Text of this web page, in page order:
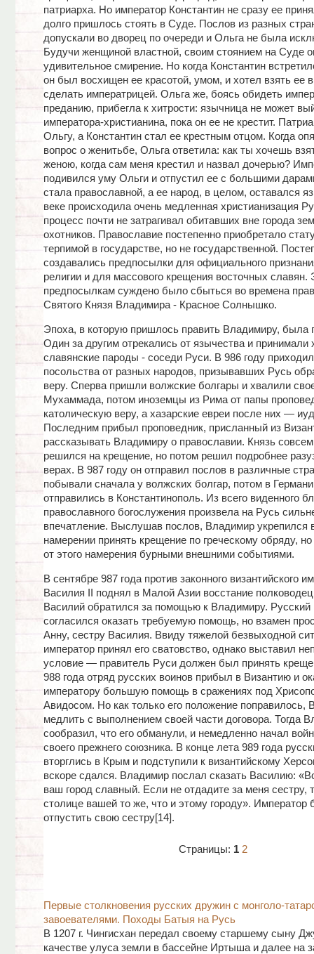
патриарха. Но император Константин не сразу ее
долго пришлось стоять в Суде. Послов из разных
допускали во дворец по очереди и Ольга не была
Будучи женщиной властной, своим стоянием на Суде
удивительное смирение. Но когда Константин
он был восхищен ее красотой, умом, и хотел взять ее
сделать императрицей. Ольга же, боясь обидеть
преданию, прибегла к хитрости: язычница не может
императора-христианина, пока он ее не крестит.
Ольгу, а Константин стал ее крестным отцом. Когда
вопрос о женитьбе, Ольга ответила: как ты хочешь
женою, когда сам меня крестил и назвал дочерью?
подивился уму Ольги и отпустил ее с большими
стала православной, а ее народ, в целом, оставался
веке происходила очень медленная христианизация
процесс почти не затрагивал обитавших вне города
охотников. Православие постепенно приобретало
терпимой в государстве, но не государственной.
создавались предпосылки для официального
религии и для массового крещения восточных славян.
предпосылкам суждено было сбыться во времена
Святого Князя Владимира - Красное Солнышко.
Эпоха, в которую пришлось править Владимиру, была
Один за другим отрекались от язычества и принимали
славянские пароды - соседи Руси. В 986 году
посольства от разных народов, призывавших Русь
веру. Сперва пришли волжские болгары и хвалили
Мухаммада, потом иноземцы из Рима от папы
католическую веру, а хазарские евреи после них —
Последним прибыл проповедник, присланный из
рассказывать Владимиру о православии. Князь
решился на крещение, но потом решил подробнее
верах. В 987 году он отправил послов в различные
побывали сначала у волжских болгар, потом в
отправились в Константинополь. Из всего виденного
православного богослужения произвела на Русь
впечатление. Выслушав послов, Владимир укрепился
намерении принять крещение по греческому обряду,
от этого намерения бурными внешними событиями.
В сентябре 987 года против законного византийского
Василия II поднял в Малой Азии восстание
Василий обратился за помощью к Владимиру. Русский
согласился оказать требуемую помощь, но взамен
Анну, сестру Василия. Ввиду тяжелой безвыходной
император принял его сватовство, однако выставил
условие — правитель Руси должен был принять
988 года отряд русских воинов прибыл в Византию и
императору большую помощь в сражениях под
Авидосом. Но как только его положение поправилось,
медлить с выполнением своей части договора. Тогда
сообразил, что его обманули, и немедленно начал
своего прежнего союзника. В конце лета 989 года
вторглись в Крым и подступили к византийскому
вскоре сдался. Владимир послал сказать Василию:
ваш город славный. Если не отдадите за меня сестру,
столице вашей то же, что и этому городу».
отпустить свою сестру[14].
Страницы: 1 2
Первые столкновения русских дружин с монголо-
завоевателями. Походы Батыя на Русь
В 1207 г. Чингисхан передал своему старшему сыну
качестве улуса земли в бассейне Иртыша и далее на